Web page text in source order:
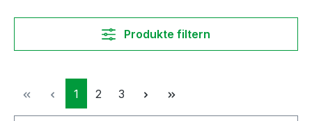
Produkte filtern
Seite
1 Seite
2 Seite
3